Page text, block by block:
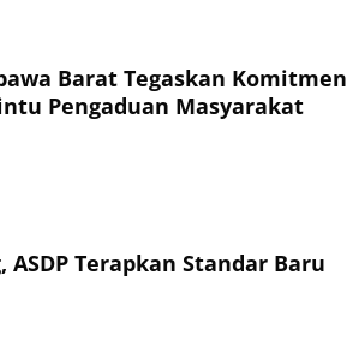
Barat Tegaskan Komitmen
Pengaduan Masyarakat
Terapkan Standar Baru